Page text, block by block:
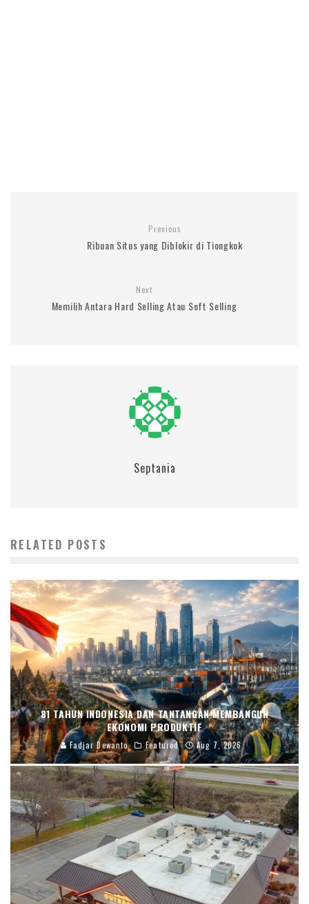
Previous
Ribuan Situs yang Diblokir di Tiongkok
Next
Memilih Antara Hard Selling Atau Soft Selling
Septania
RELATED POSTS
81 TAHUN INDONESIA DAN TANTANGAN MEMBANGUN
EKONOMI PRODUKTIF
Fadjar Dewanto Featured Aug 7, 2026